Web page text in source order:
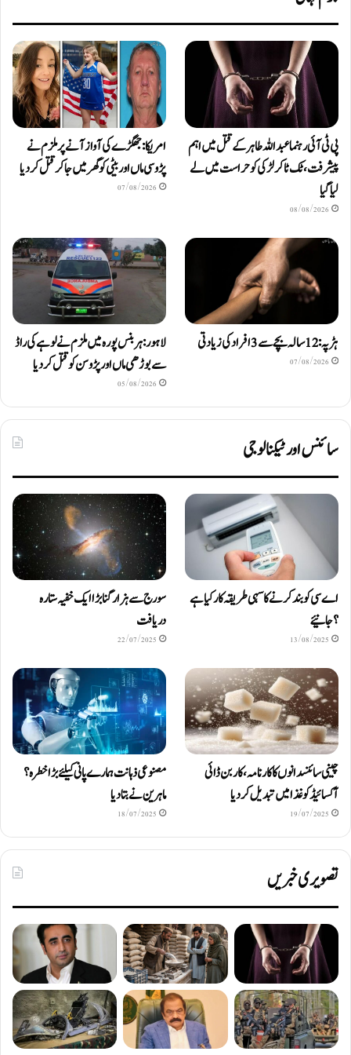
پی ٹی آئی رہنما عبداللہ طاہر کے قتل میں اہم
پیشرفت، ٹک ٹاکر لڑکی کو حراست میں لے
لیا گیا
08/08/2026
امریکا: جھگڑے کی آواز آنے پر ملزم نے
پڑوسی ماں اور بیٹی کو گھر میں جا کر قتل کر دیا
07/08/2026
ہڑپہ: 12 سالہ بچے سے 3 افراد کی زیادتی
07/08/2026
لاہور: ہربنس پورہ میں ملزم نے لوہے کی راڈ
سے بوڑھی ماں اور پڑوسن کو قتل کر دیا
05/08/2026
سائنس اور ٹیکنالوجی
اے سی کو بند کرنے کا سہی طریقہ کار کیا ہے
؟ جانیئے
13/08/2025
سورج سے ہزار گنا بڑا ایک خفیہ ستارہ
دریافت
22/07/2025
چینی سائنسدانوں کا کارنامہ، کاربن ڈائی
آکسائیڈ کو غذا میں تبدیل کردیا
19/07/2025
مصنوعی ذہانت ہمارے پانی کیلئے بڑا خطرہ؟
ماہرین نے بتا دیا
18/07/2025
تصویری خبریں